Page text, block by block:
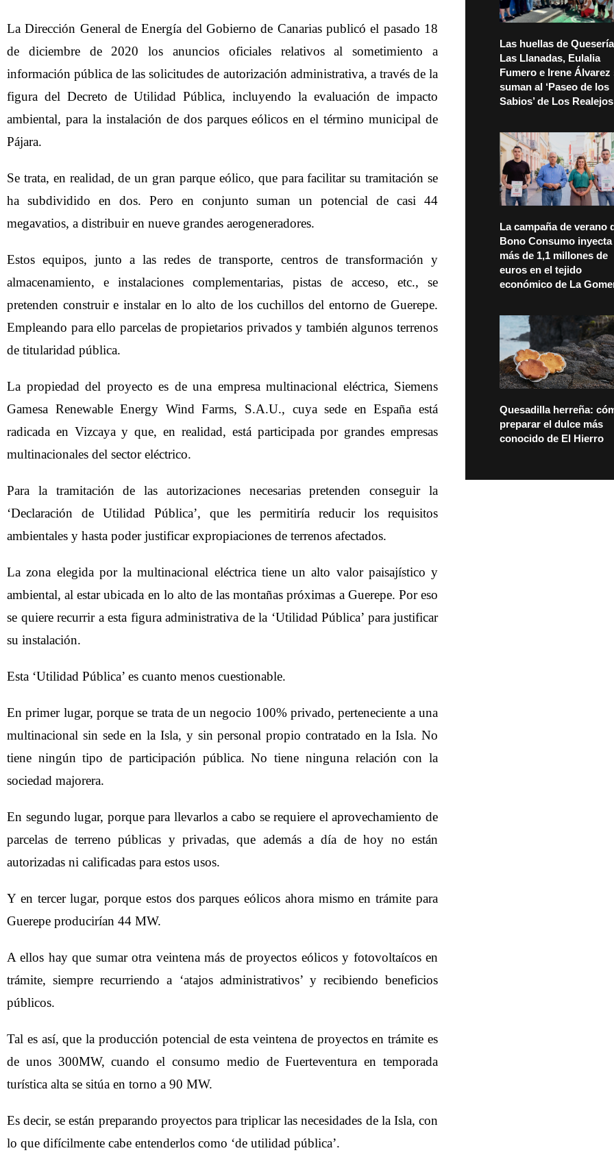
La Dirección General de Energía del Gobierno de Canarias publicó el pasado 18
de diciembre de 2020 los anuncios oficiales relativos al sometimiento a
información pública de las solicitudes de autorización administrativa, a través de la
figura del Decreto de Utilidad Pública, incluyendo la evaluación de impacto
ambiental, para la instalación de dos parques eólicos en el término municipal de
Pájara.
Se trata, en realidad, de un gran parque eólico, que para facilitar su tramitación se
ha subdividido en dos. Pero en conjunto suman un potencial de casi 44
megavatios, a distribuir en nueve grandes aerogeneradores.
Estos equipos, junto a las redes de transporte, centros de transformación y
almacenamiento, e instalaciones complementarias, pistas de acceso, etc., se
pretenden construir e instalar en lo alto de los cuchillos del entorno de Guerepe.
Empleando para ello parcelas de propietarios privados y también algunos terrenos
de titularidad pública.
La propiedad del proyecto es de una empresa multinacional eléctrica, Siemens
Gamesa Renewable Energy Wind Farms, S.A.U., cuya sede en España está
radicada en Vizcaya y que, en realidad, está participada por grandes empresas
multinacionales del sector eléctrico.
Para la tramitación de las autorizaciones necesarias pretenden conseguir la
‘Declaración de Utilidad Pública’, que les permitiría reducir los requisitos
ambientales y hasta poder justificar expropiaciones de terrenos afectados.
La zona elegida por la multinacional eléctrica tiene un alto valor paisajístico y
ambiental, al estar ubicada en lo alto de las montañas próximas a Guerepe. Por eso
se quiere recurrir a esta figura administrativa de la ‘Utilidad Pública’ para justificar
su instalación.
Esta ‘Utilidad Pública’ es cuanto menos cuestionable.
En primer lugar, porque se trata de un negocio 100% privado, perteneciente a una
multinacional sin sede en la Isla, y sin personal propio contratado en la Isla. No
tiene ningún tipo de participación pública. No tiene ninguna relación con la
sociedad majorera.
En segundo lugar, porque para llevarlos a cabo se requiere el aprovechamiento de
parcelas de terreno públicas y privadas, que además a día de hoy no están
autorizadas ni calificadas para estos usos.
Y en tercer lugar, porque estos dos parques eólicos ahora mismo en trámite para
Guerepe producirían 44 MW.
A ellos hay que sumar otra veintena más de proyectos eólicos y fotovoltaícos en
trámite, siempre recurriendo a ‘atajos administrativos’ y recibiendo beneficios
públicos.
Tal es así, que la producción potencial de esta veintena de proyectos en trámite es
de unos 300MW, cuando el consumo medio de Fuerteventura en temporada
turística alta se sitúa en torno a 90 MW.
Es decir, se están preparando proyectos para triplicar las necesidades de la Isla, con
lo que difícilmente cabe entenderlos como ‘de utilidad pública’.
Las huellas de Quesería
Las Llanadas, Eulalia
Fumero e Irene Álvarez
suman al ‘Paseo de los
Sabios’ de Los Realejos
La campaña de verano
Bono Consumo inyecta
más de 1,1 millones de
euros en el tejido
económico de La
Quesadilla herreña:
preparar el dulce más
conocido de El Hierro